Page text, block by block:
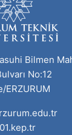
Bilmen
No:12
ERZURUM